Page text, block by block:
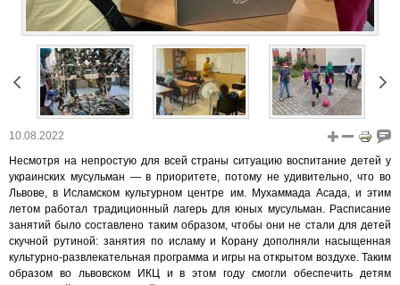
10.08.2022
Несмотря на непростую для всей страны ситуацию воспитание детей у
украинских мусульман — в приоритете, потому не удивительно, что во
Львове, в Исламском культурном центре им. Мухаммада Асада, и этим
летом работал традиционный лагерь для юных мусульман. Расписание
занятий было составлено таким образом, чтобы они не стали для детей
скучной рутиной: занятия по исламу и Корану дополняли насыщенная
культурно-развлекательная программа и игры на открытом воздухе. Таким
образом во львовском ИКЦ и в этом году смогли обеспечить детям